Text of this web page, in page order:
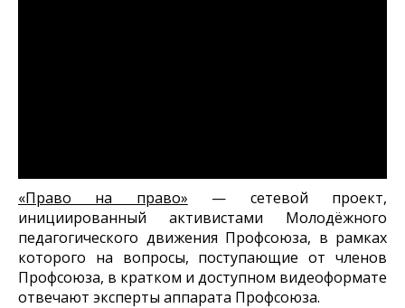
«Право на право» — сетевой проект,
инициированный активистами Молодёжного
педагогического движения Профсоюза, в рамках
которого на вопросы, поступающие от членов
Профсоюза, в кратком и доступном видеоформате
отвечают эксперты аппарата Профсоюза.